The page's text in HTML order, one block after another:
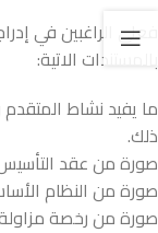
فعلى الراغبين في
بالمستندات الاتية:
ما يفيد نشاط
ذلك.
صورة من عقد
صورة من النظام
صورة من رخصة